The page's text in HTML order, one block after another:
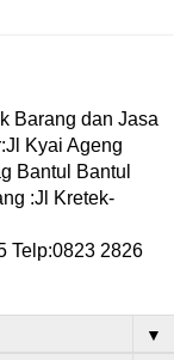
Barang dan Jasa
Kyai Ageng
Bantul Bantul
:Jl Kretek-
Telp:0823 2826
▼